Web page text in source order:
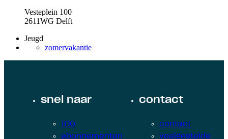
Vesteplein 100
2611WG Delft
Jeugd
zomervakantie
snel naar
IDO
abonnementen
contact
contact
veelgestelde